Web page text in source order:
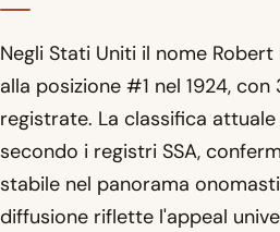
Negli Stati Uniti il nome
alla posizione #1 nel 1924,
registrate. La classifica
secondo i registri SSA,
stabile nel panorama
diffusione riflette l'appeal